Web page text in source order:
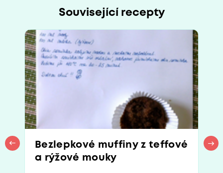
Související recepty
Bezlepkové muffiny z teffové
a rýžové mouky